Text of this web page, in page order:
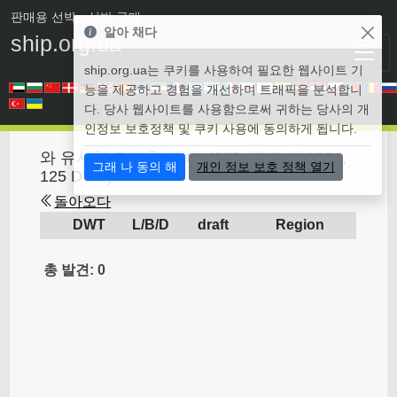
판매용 선박• 선박 구매
ship.org.ua
와 유사한 판매용 선박 id695 (벌크 선 1994,
125 DWT)
돌아오다
DWT
L/B/D draft Region
총 발견: 0
알아 채다
ship.org.ua는 쿠키를 사용하여 필요한 웹사이트 기
능을 제공하고 경험을 개선하며 트래픽을 분석합니
다. 당사 웹사이트를 사용함으로써 귀하는 당사의 개
인정보 보호정책 및 쿠키 사용에 동의하게 됩니다.
그래 나 동의 해 개인 정보 보호 정책 열기